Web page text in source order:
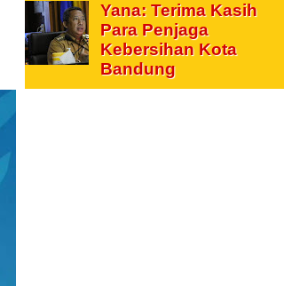
Yana: Terima Kasih
Para Penjaga
Kebersihan Kota
Bandung